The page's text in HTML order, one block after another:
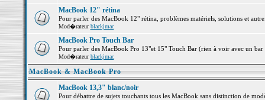
MacBook 12" rétina
Pour parler des MacBook 12" rétina, problèmes matériels, solutions et
Mod�rateurblackjmac
MacBook Pro Touch Bar
Pour parler des MacBook Pro 13"et 15" Touch Bar (rien à voir avec un
Mod�rateurblackjmac
MacBook & MacBook Pro
MacBook 13,3" blanc/noir
Pour débattre de sujets touchants tous les MacBook sans distinction de